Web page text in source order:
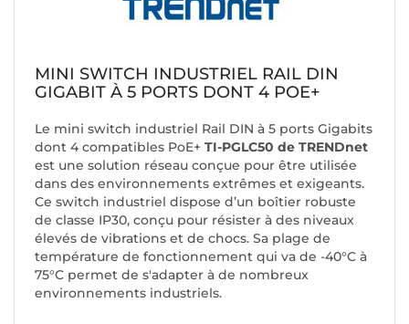
MINI SWITCH INDUSTRIEL RAIL DIN
GIGABIT À 5 PORTS DONT 4 POE+
Le mini switch industriel Rail DIN à 5 ports Gigabits
dont 4 compatibles PoE+ TI-PGLC50 de TRENDnet
est une solution réseau conçue pour être utilisée
dans des environnements extrêmes et exigeants.
Ce switch industriel dispose d’un boîtier robuste
de classe IP30, conçu pour résister à des niveaux
élevés de vibrations et de chocs. Sa plage de
température de fonctionnement qui va de -40°C à
75°C permet de s'adapter à de nombreux
environnements industriels.